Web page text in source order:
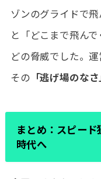
ゾンのグライドで
と「どこまで飛ん
どの脅威でした。
その 「逃げ場のなさ
まとめ：スピー
時代へ